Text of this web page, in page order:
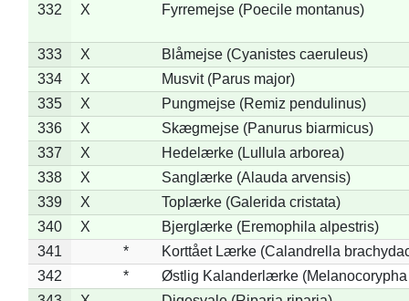
332
X Fyrremejse (Poecile montanus)
333 X
Blåmejse (Cyanistes caeruleus)
334
X
Musvit (Parus major)
335
X
Pungmejse (Remiz pendulinus)
336
X
Skægmejse (Panurus biarmicus)
337
X
Hedelærke (Lullula arborea)
338
X
Sanglærke (Alauda arvensis)
339
X
Toplærke (Galerida cristata)
340
X
Bjerglærke (Eremophila alpestris)
341
*
Korttået Lærke (Calandrella
342
*
Østlig Kalanderlærke (Melanocorypha